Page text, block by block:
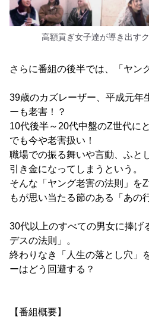
高額貢ぎ女子達が導き出す
さらに番組の後半では、「ヤン
39歳のカズレーザー、平成元年
ーも老害！？
10代後半～20代中盤のZ世代に
でも今や老害扱い！
職場での振る舞いや言動、ふと
引き金になってしまうという。
そんな「ヤング老害の法則」を
もが思い当たる節のある「あの
30代以上のすべての男女に捧げ
デスの法則」。
終わりなき「人生の落とし穴」
ーはどう回避する？
【番組概要】